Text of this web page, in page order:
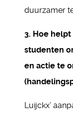
duurzamer
3. Hoe
studenten
en actie te
Luijckx’